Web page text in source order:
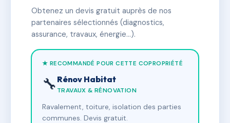
Obtenez un devis gratuit auprès de nos
partenaires sélectionnés (diagnostics,
assurance, travaux, énergie…).
★ RECOMMANDÉ POUR CETTE COPROPRIÉTÉ
🔧 Rénov Habitat
TRAVAUX & RÉNOVATION
Ravalement, toiture, isolation des parties
communes. Devis gratuit.